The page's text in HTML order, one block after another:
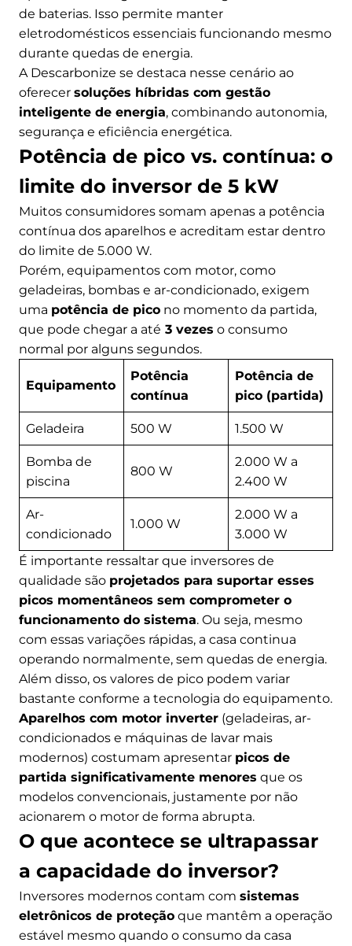
de baterias. Isso permite manter
eletrodomésticos essenciais funcionando mesmo
durante quedas de energia.
A Descarbonize se destaca nesse cenário ao
oferecer soluções híbridas com gestão
inteligente de energia, combinando autonomia,
segurança e eficiência energética.
Potência de pico vs. contínua: o
limite do inversor de 5 kW
Muitos consumidores somam apenas a potência
contínua dos aparelhos e acreditam estar dentro
do limite de 5.000 W.
Porém, equipamentos com motor, como
geladeiras, bombas e ar-condicionado, exigem
uma potência de pico no momento da partida,
que pode chegar a até 3 vezes o consumo
normal por alguns segundos.
Equipamento
Potência
contínua
Potência de
pico (partida)
Geladeira 500 W 1.500 W
Bomba de
piscina
800 W
2.000 W a
2.400 W
Ar-
condicionado
1.000 W
2.000 W a
3.000 W
É importante ressaltar que inversores de
qualidade são projetados para suportar esses
picos momentâneos sem comprometer o
funcionamento do sistema. Ou seja, mesmo
com essas variações rápidas, a casa continua
operando normalmente, sem quedas de energia.
Além disso, os valores de pico podem variar
bastante conforme a tecnologia do equipamento.
Aparelhos com motor inverter (geladeiras, ar-
condicionados e máquinas de lavar mais
modernos) costumam apresentar picos de
partida significativamente menores que os
modelos convencionais, justamente por não
acionarem o motor de forma abrupta.
O que acontece se ultrapassar
a capacidade do inversor?
Inversores modernos contam com sistemas
eletrônicos de proteção que mantêm a operação
estável mesmo quando o consumo da casa